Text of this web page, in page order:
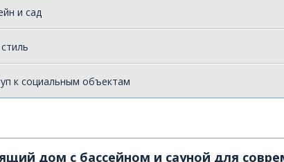
и сад
к социальным объектам
дом с бассейном и сауной для